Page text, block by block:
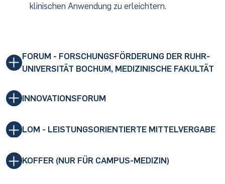
klinischen Anwendung zu erleichtern.
FORUM - FORSCHUNGSFÖRDERUNG DER RUHR-
UNIVERSITÄT BOCHUM, MEDIZINISCHE FAKULTÄT
INNOVATIONSFORUM
LOM - LEISTUNGSORIENTIERTE MITTELVERGABE
KOFFER (NUR FÜR CAMPUS-MEDIZIN)